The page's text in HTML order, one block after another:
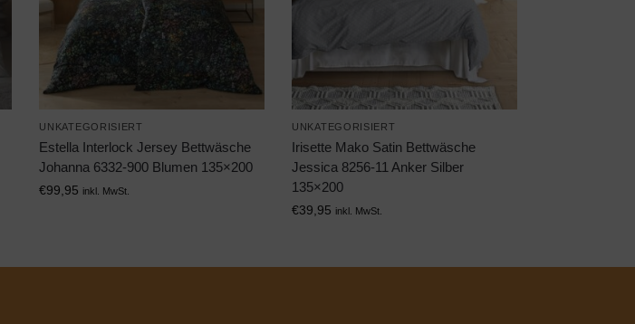
UNKATEGORISIERT
Estella Interlock Jersey Bettwäsche
Johanna 6332-900 Blumen 135×200
€99,95 inkl. MwSt.
UNKATEGORISIERT
Irisette Mako Satin Bettwäsche
Jessica 8256-11 Anker Silber
135×200
€39,95 inkl. MwSt.